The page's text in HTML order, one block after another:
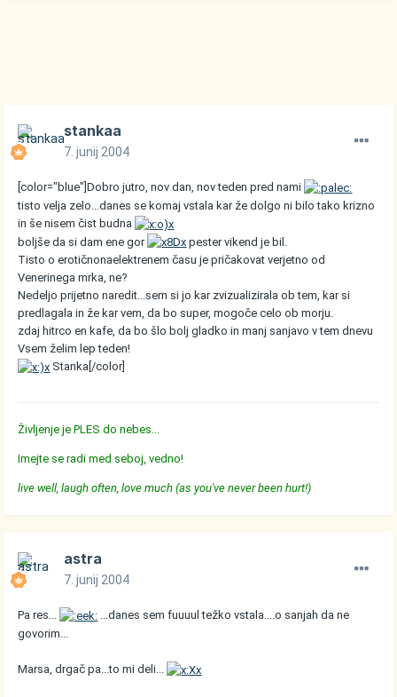
stankaa
7. junij 2004
[color="blue"]Dobro jutro, nov dan, nov teden pred nami
tisto velja zelo...danes se komaj vstala kar že dolgo ni bilo tako krizno
in še nisem čist budna
boljše da si dam ene gor
pester vikend je bil.
Tisto o erotičnonaelektrenem času je pričakovat verjetno od
Venerinega mrka, ne?
Nedeljo prijetno naredit...sem si jo kar zvizualizirala ob tem, kar si
predlagala in že kar vem, da bo super, mogoče celo ob morju.
zdaj hitrco en kafe, da bo šlo bolj gladko in manj sanjavo v tem dnevu
Vsem želim lep teden!
Stanka[/color]
Življenje je PLES do nebes...
Imejte se radi med seboj, vedno!
live well, laugh often, love much (as you've never been hurt!)
astra
7. junij 2004
Pa res...
...danes sem fuuuul težko vstala....o sanjah da ne
govorim...
Marsa, drgač pa...to mi deli...